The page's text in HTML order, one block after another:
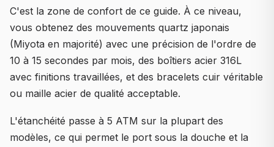
C'est la zone de confort de ce guide. À ce niveau,
vous obtenez des mouvements quartz japonais
(Miyota en majorité) avec une précision de l'ordre de
10 à 15 secondes par mois, des boîtiers acier 316L
avec finitions travaillées, et des bracelets cuir véritable
ou maille acier de qualité acceptable.
L'étanchéité passe à 5 ATM sur la plupart des
modèles, ce qui permet le port sous la douche et la